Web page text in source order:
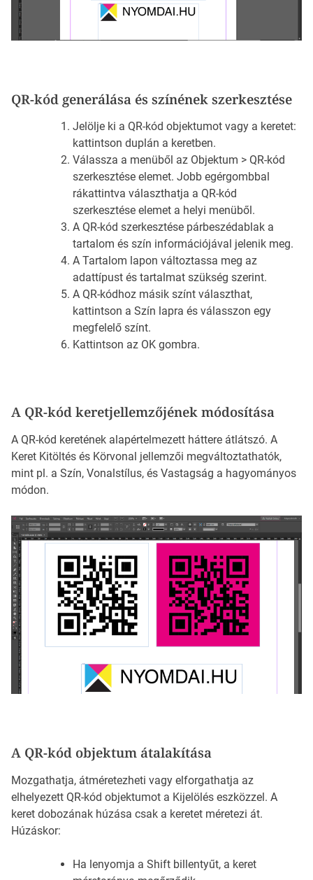
QR-kód generálása és színének szerkesztése
Jelölje ki a QR-kód objektumot vagy a keretet:
kattintson duplán a keretben.
Válassza a menüből az Objektum > QR-kód
szerkesztése elemet. Jobb egérgombbal
rákattintva választhatja a QR-kód
szerkesztése elemet a helyi menüből.
A QR-kód szerkesztése párbeszédablak a
tartalom és szín információjával jelenik meg.
A Tartalom lapon változtassa meg az
adattípust és tartalmat szükség szerint.
A QR-kódhoz másik színt választhat,
kattintson a Szín lapra és válasszon egy
megfelelő színt.
Kattintson az OK gombra.
A QR-kód keretjellemzőjének módosítása
A QR-kód keretének alapértelmezett háttere átlátszó. A
Keret Kitöltés és Körvonal jellemzői megváltoztathatók,
mint pl. a Szín, Vonalstílus, és Vastagság a hagyományos
módon.
A QR-kód objektum átalakítása
Mozgathatja, átméretezheti vagy elforgathatja az
elhelyezett QR-kód objektumot a Kijelölés eszközzel. A
keret dobozának húzása csak a keretet méretezi át.
Húzáskor:
Ha lenyomja a Shift billentyűt, a keret